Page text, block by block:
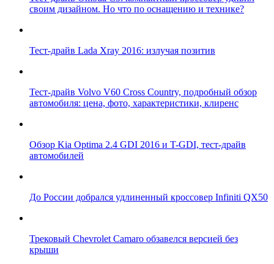
своим дизайном. Но что по оснащению и технике?
Тест-драйв Lada Xray 2016: излучая позитив
Тест-драйв Volvo V60 Cross Country, подробный обзор
автомобиля: цена, фото, характеристики, клиренс
Обзор Kia Optima 2.4 GDI 2016 и T-GDI, тест-драйв
автомобилей
До России добрался удлиненный кроссовер Infiniti QX50
Трековый Chevrolet Camaro обзавелся версией без
крыши